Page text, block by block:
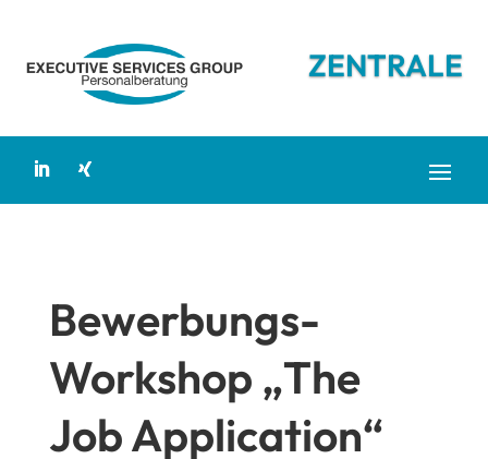
ZENTRALE
Bewerbungs-
Workshop „The
Job Application“